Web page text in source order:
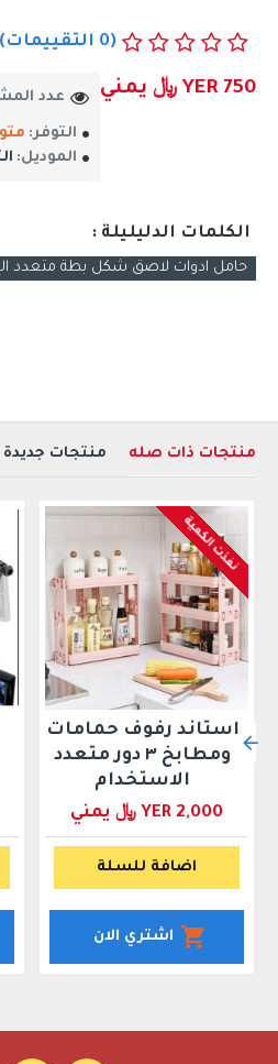
(0 التقييمات)
YER 750 ﷼ يمني
التوفر:
الموديل:
عدد
الكلمات الدليليلة :
حامل ادوات لاصق شكل بطة متعدد
منتجات ذات صله منتجات جديدة
نفذت الكمية
استاند رفوف حمامات
ومطابخ ٣ دور متعدد
الاستخدام
YER 2,000 ﷼ يمني
اضافة للسلة
اشتري الان